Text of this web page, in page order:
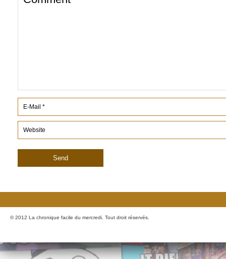
© 2012 La chronique facile du mercredi. Tout droit réservés.